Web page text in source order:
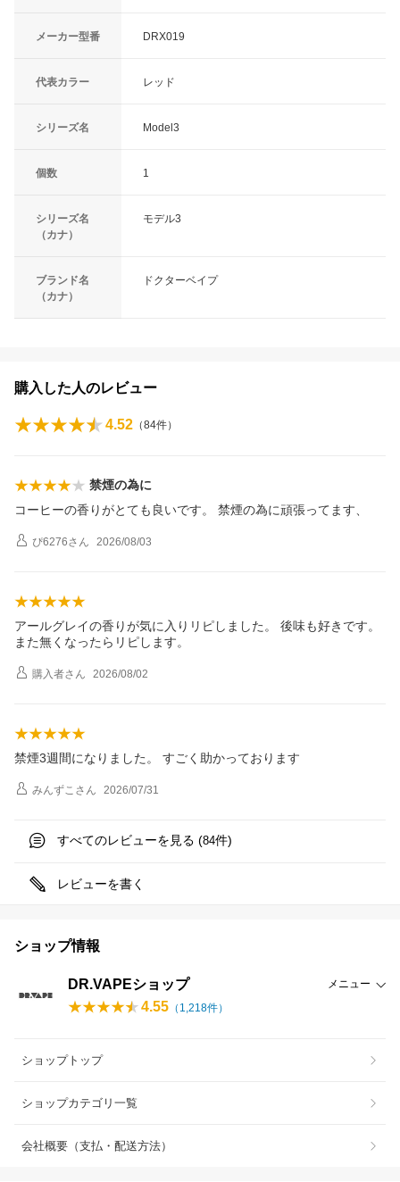
メーカー型番 DRX019
代表カラー レッド
シリーズ名 Model3
個数 1
シリーズ名
（カナ）
モデル3
ブランド名
（カナ）
ドクターベイプ
購入した人のレビュー
4.52 （84件）
禁煙の為に
コーヒーの香りがとても良いです。 禁煙の為に頑張ってます、
ぴ6276さん 2026/08/03
アールグレイの香りが気に入りリピしました。 後味も好きです。
また無くなったらリピします。
購入者さん 2026/08/02
禁煙3週間になりました。 すごく助かっております
みんずこ さん 2026/07/31
すべてのレビューを見る (84件)
レビューを書く
ショップ情報
DR.VAPEショップ メニュー
4.55 （ 1,218件）
ショップトップ
ショップカテゴリ一覧
会社概要（支払・配送方法）